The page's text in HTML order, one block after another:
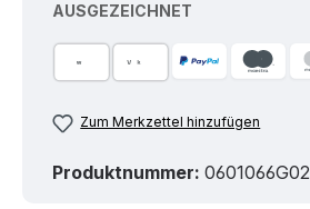
AUSGEZEICHNET
Zum Merkzettel hinzufügen
Produktnummer: 0601066G02